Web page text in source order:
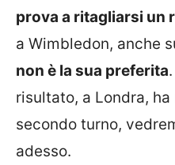
prova a ritagliarsi un
a Wimbledon, anche
non è la sua preferita
risultato, a Londra,
secondo turno,
adesso.